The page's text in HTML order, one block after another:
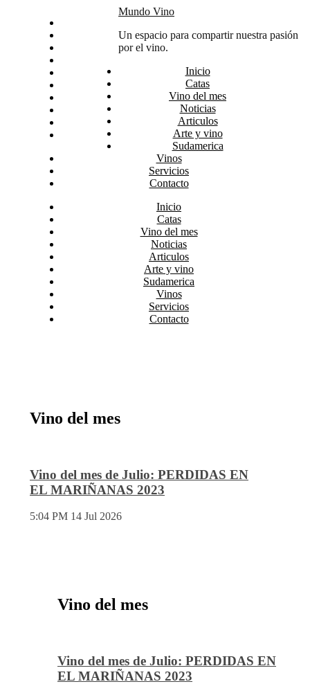
Arte y vino
Sudamerica
Mundo Vino
Un espacio para compartir nuestra pasión
por el vino.
Inicio
Catas
Vino del mes
Noticias
Articulos
Arte y vino
Sudamerica
Vinos
Servicios
Contacto
Inicio
Catas
Vino del mes
Noticias
Articulos
Arte y vino
Sudamerica
Vinos
Servicios
Contacto
Vino del mes
Vino del mes de Julio: PERDIDAS EN
EL MARIÑANAS 2023
5:04 PM 14 Jul 2026
Vino del mes
Vino del mes de Julio: PERDIDAS EN
EL MARIÑANAS 2023